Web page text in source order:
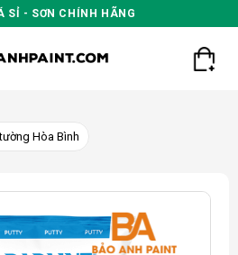
SỈ - SƠN CHÍNH HÃNG
Hòa Bình